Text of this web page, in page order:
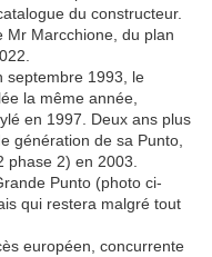
du constructeur.
Mr Marcchione, du plan
septembre 1993, le
la même année,
en 1997. Deux ans plus
génération de sa Punto,
phase 2) en 2003.
Punto (photo ci-
qui restera malgré tout
européen, concurrente